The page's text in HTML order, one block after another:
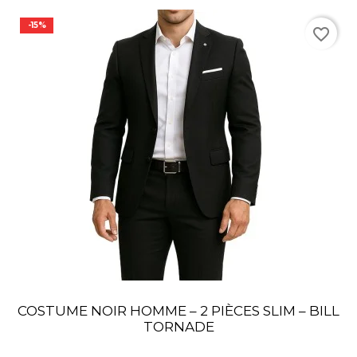
-15%
COSTUME NOIR HOMME – 2 PIÈCES SLIM – BILL
TORNADE
favorite_border